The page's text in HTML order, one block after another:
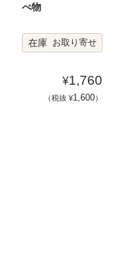
べ物
在庫 お取り寄せ
¥1,760
（税抜 ¥1,600）